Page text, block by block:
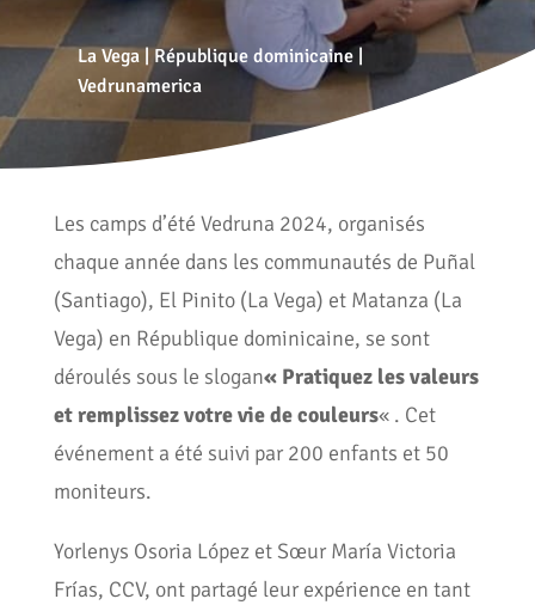
La Vega|République dominicaine|
Vedrunamerica
Les camps d’été Vedruna 2024, organisés
chaque année dans les communautés de Puñal
(Santiago), El Pinito (La Vega) et Matanza (La
Vega) en République dominicaine, se sont
déroulés sous le slogan« Pratiquez les valeurs
et remplissez votre vie de couleurs« . Cet
événement a été suivi par 200 enfants et 50
moniteurs.
Yorlenys Osoria López et Sœur María Victoria
Frías, CCV, ont partagé leur expérience en tant